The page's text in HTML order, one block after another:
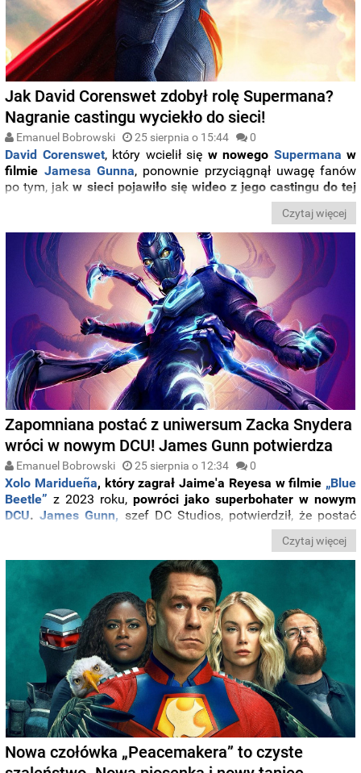
Jak David Corenswet zdobył rolę Supermana?
Nagranie castingu wyciekło do sieci!
Emanuel Bobrowski 25 sierpnia o 15:44 0
David Corenswet, który wcielił się w nowego Supermana w
filmie Jamesa Gunna, ponownie przyciągnął uwagę fanów
po tym, jakw sieci pojawiło się wideo z jego castingu do tej
Czytaj więcej
Zapomniana postać z uniwersum Zacka Snydera
wróci w nowym DCU! James Gunn potwierdza
Emanuel Bobrowski 25 sierpnia o 12:34 0
Xolo Maridueña, który zagrał Jaime'a Reyesa w filmie „Blue
Beetle” z 2023 roku,powróci jako superbohater w nowym
DCU. James Gunn, szef DC Studios, potwierdził, że postać
Reyesa znajdzie swoje miejsce w odświeżonym uniwersum, a
Peacemakera, będzie
płynnie łączyć wątki wcześniejszych produkcji z nową wizją
Czytaj więcej
Nowa czołówka „Peacemakera” to czyste